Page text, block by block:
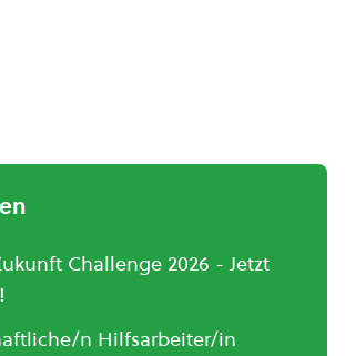
Challenge 2026 - Jetzt
n Hilfsarbeiter/in